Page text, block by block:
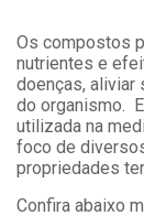
Os compostos
nutrientes e
doenças, aliviar
do organismo.
utilizada na
foco de
propriedades
Confira abaixo